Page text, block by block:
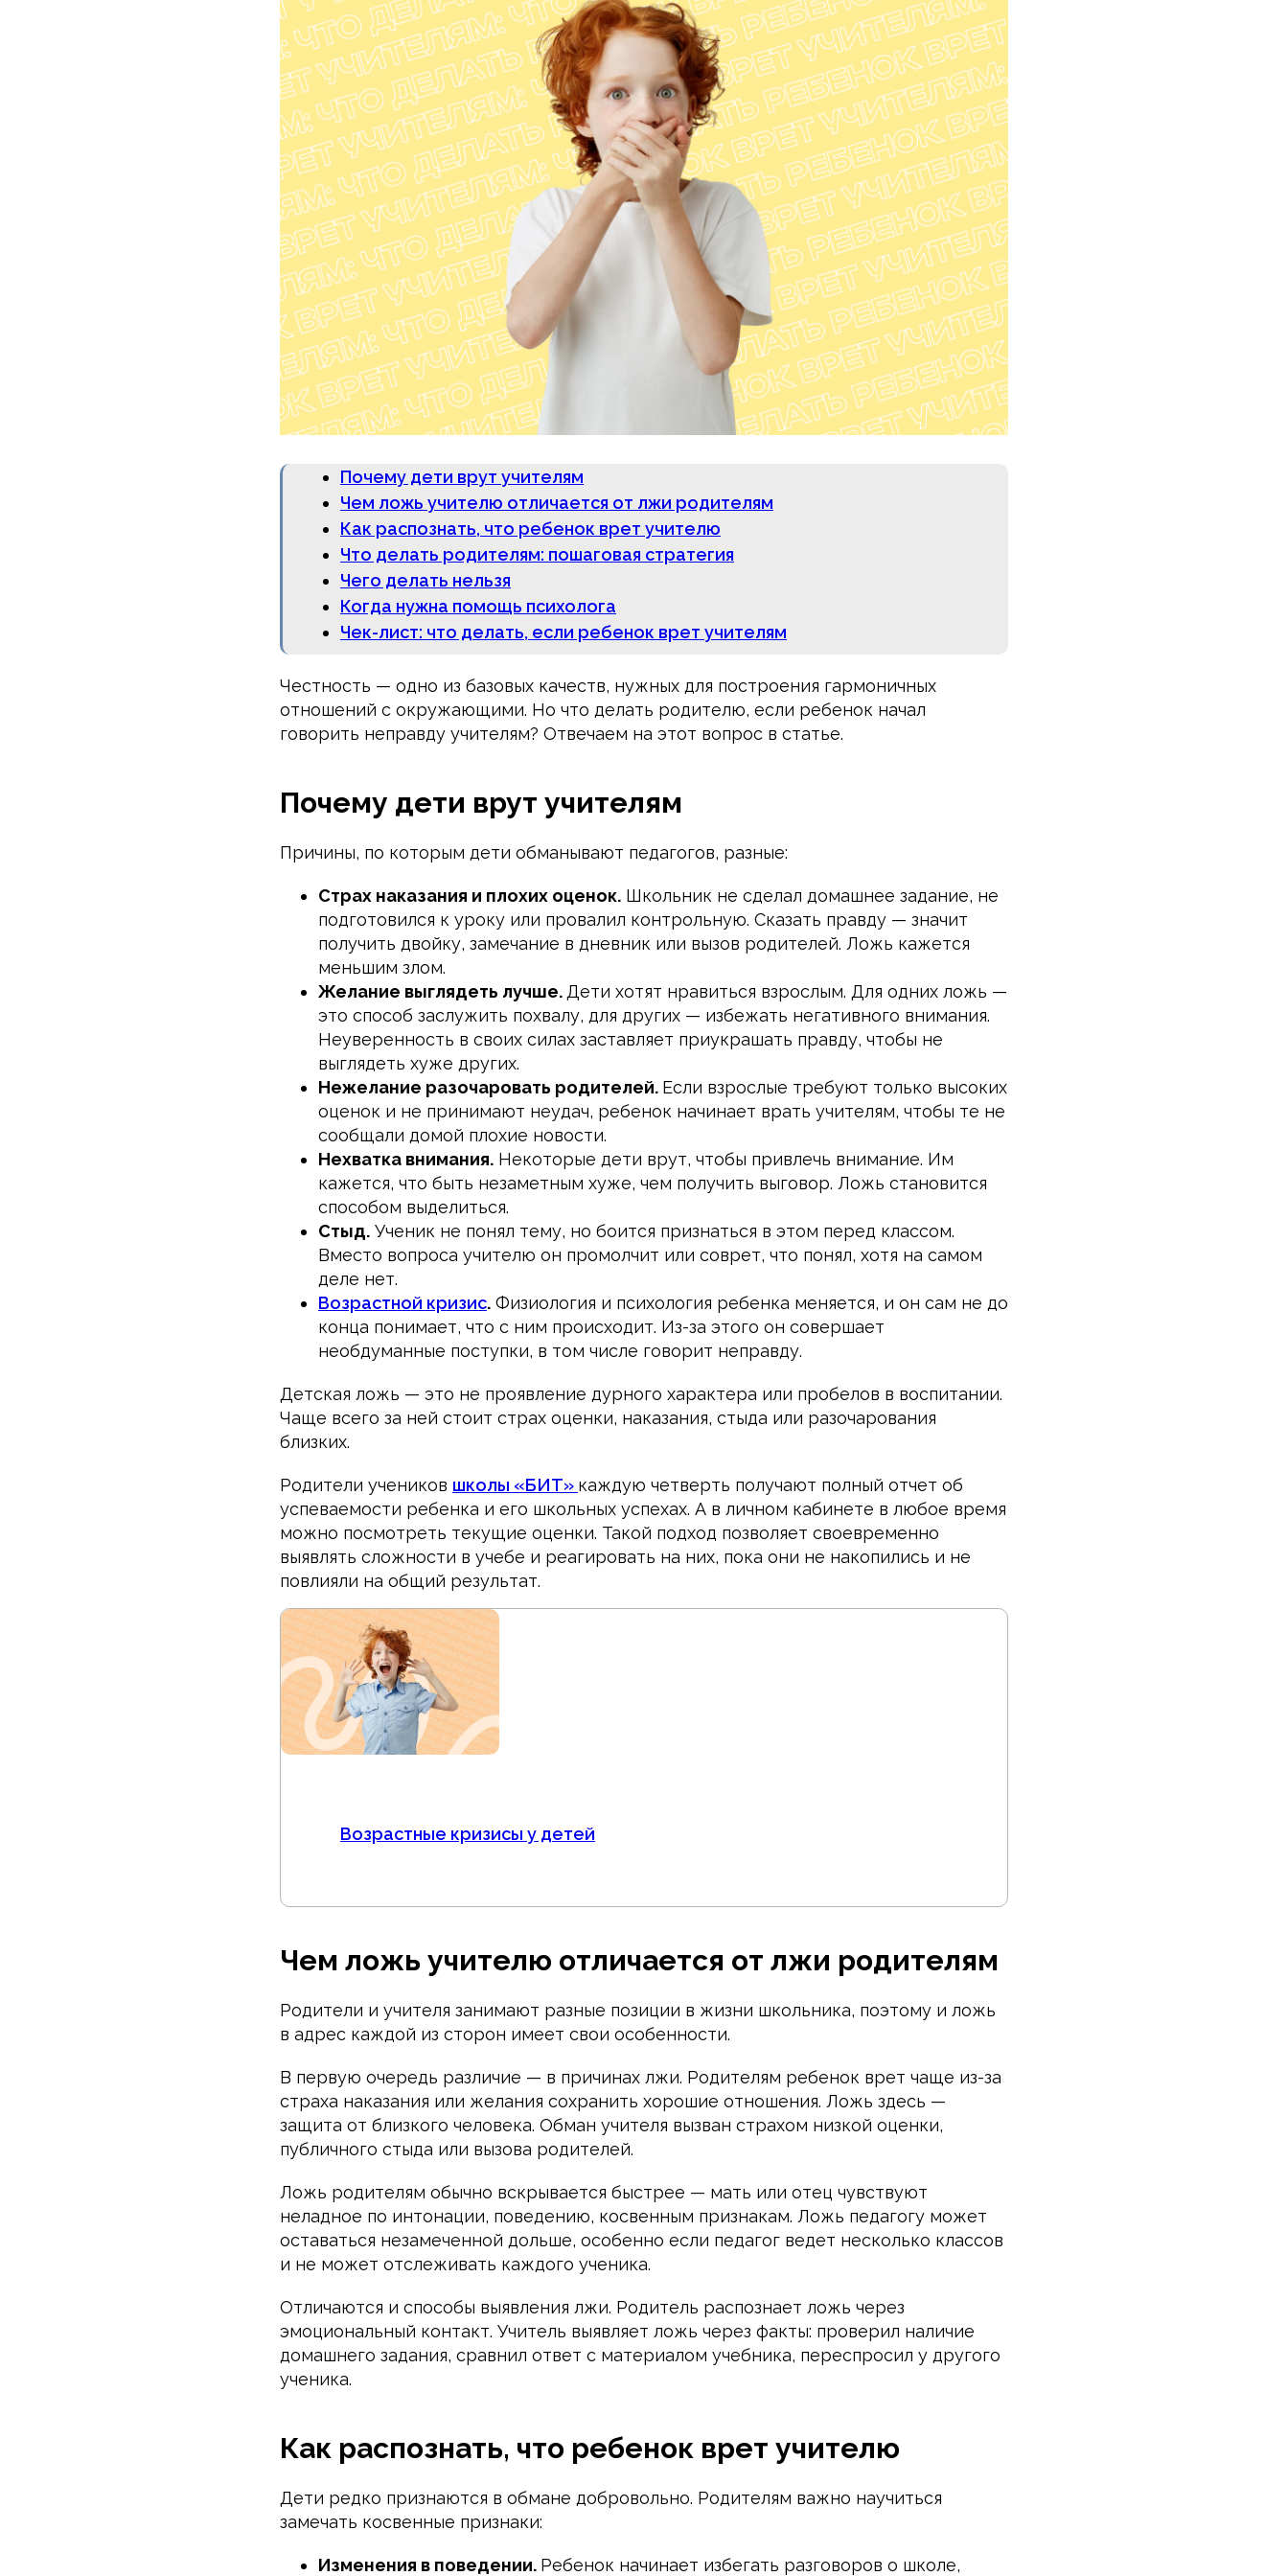
Почему дети врут учителям
Чем ложь учителю отличается от лжи родителям
Как распознать, что ребенок врет учителю
Что делать родителям: пошаговая стратегия
Чего делать нельзя
Когда нужна помощь психолога
Чек-лист: что делать, если ребенок врет учителям
Честность — одно из базовых качеств, нужных для построения гармоничных
отношений с окружающими. Но что делать родителю, если ребенок начал
говорить неправду учителям? Отвечаем на этот вопрос в статье.
Почему дети врут учителям
Причины, по которым дети обманывают педагогов, разные:
Страх наказания и плохих оценок. Школьник не сделал домашнее задание, не
подготовился к уроку или провалил контрольную. Сказать правду — значит
получить двойку, замечание в дневник или вызов родителей. Ложь кажется
меньшим злом.
Желание выглядеть лучше. Дети хотят нравиться взрослым. Для одних ложь —
это способ заслужить похвалу, для других — избежать негативного внимания.
Неуверенность в своих силах заставляет приукрашать правду, чтобы не
выглядеть хуже других.
Нежелание разочаровать родителей. Если взрослые требуют только высоких
оценок и не принимают неудач, ребенок начинает врать учителям, чтобы те не
сообщали домой плохие новости.
Нехватка внимания. Некоторые дети врут, чтобы привлечь внимание. Им
кажется, что быть незаметным хуже, чем получить выговор. Ложь становится
способом выделиться.
Стыд. Ученик не понял тему, но боится признаться в этом перед классом.
Вместо вопроса учителю он промолчит или соврет, что понял, хотя на самом
деле нет.
Возрастной кризис. Физиология и психология ребенка меняется, и он сам не до
конца понимает, что с ним происходит. Из-за этого он совершает
необдуманные поступки, в том числе говорит неправду.
Детская ложь — это не проявление дурного характера или пробелов в воспитании.
Чаще всего за ней стоит страх оценки, наказания, стыда или разочарования
близких.
Родители учеников школы «БИТ» каждую четверть получают полный отчет об
успеваемости ребенка и его школьных успехах. А в личном кабинете в любое время
можно посмотреть текущие оценки. Такой подход позволяет своевременно
выявлять сложности в учебе и реагировать на них, пока они не накопились и не
повлияли на общий результат.
Возрастные кризисы у детей
Чем ложь учителю отличается от лжи родителям
Родители и учителя занимают разные позиции в жизни школьника, поэтому и ложь
в адрес каждой из сторон имеет свои особенности.
В первую очередь различие — в причинах лжи. Родителям ребенок врет чаще из-за
страха наказания или желания сохранить хорошие отношения. Ложь здесь —
защита от близкого человека. Обман учителя вызван страхом низкой оценки,
публичного стыда или вызова родителей.
Ложь родителям обычно вскрывается быстрее — мать или отец чувствуют
неладное по интонации, поведению, косвенным признакам. Ложь педагогу может
оставаться незамеченной дольше, особенно если педагог ведет несколько классов
и не может отслеживать каждого ученика.
Отличаются и способы выявления лжи. Родитель распознает ложь через
эмоциональный контакт. Учитель выявляет ложь через факты: проверил наличие
домашнего задания, сравнил ответ с материалом учебника, переспросил у другого
ученика.
Как распознать, что ребенок врет учителю
Дети редко признаются в обмане добровольно. Родителям важно научиться
замечать косвенные признаки:
Изменения в поведении. Ребенок начинает избегать разговоров о школе,